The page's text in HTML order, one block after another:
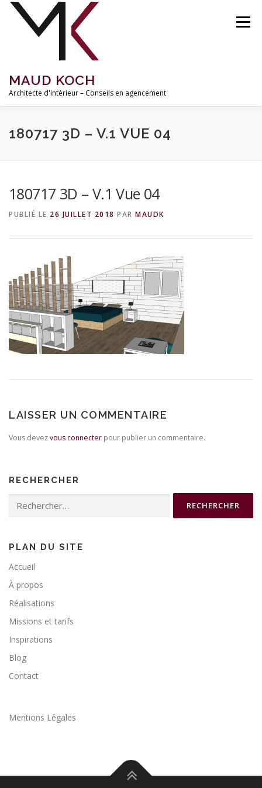
Aller
MAUD KOCH
Architecte d'intérieur – Conseils en agencement
Menu
ACCUEIL À PROPOS RÉALISATIONS
CONTACT
180717 3D – V.1 VUE 04
180717 3D – V.1 Vue 04
PUBLIÉ LE 26 JUILLET 2018 PAR MAUDK
LAISSER UN COMMENTAIRE
Vous devezvous connecter pour publier un commentaire.
RECHERCHER
PLAN DU SITE
Accueil
À propos
Réalisations
Missions et tarifs
Inspirations
Blog
Contact
Mentions Légales